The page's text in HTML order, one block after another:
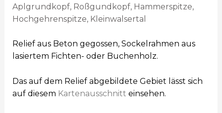
Aplgrundkopf, Roßgundkopf, Hammerspitze,
Hochgehrenspitze, Kleinwalsertal
Relief aus Beton gegossen, Sockelrahmen aus
lasiertem Fichten- oder Buchenholz.
Das auf dem Relief abgebildete Gebiet lässt sich
auf diesem Kartenausschnitt einsehen.